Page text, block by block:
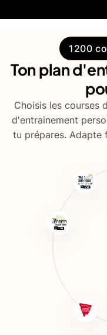
1200
Ton plan
Choisis les courses
d'entrainement
tu prépares. Adapte